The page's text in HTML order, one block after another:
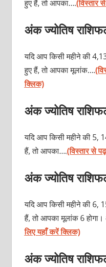
हुए हैं, तो आपका….(विस्तार
अंक ज्योतिष
यदि आप किसी महीने की
हुए हैं, तो आपका मूलांक….
क्लिक)
अंक ज्योतिष
यदि आप किसी महीने की 5,
हैं, तो आपका….(विस्तार से
अंक ज्योतिष
यदि आप किसी महीने की 6,
हैं, तो आपका मूलांक 6
लिए यहाँ करें क्लिक)
अंक ज्योतिष